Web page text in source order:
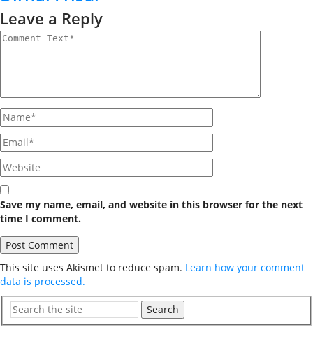
Leave a Reply
Save my name, email, and website in this browser for the next
time I comment.
This site uses Akismet to reduce spam. Learn how your comment
data is processed.
Search